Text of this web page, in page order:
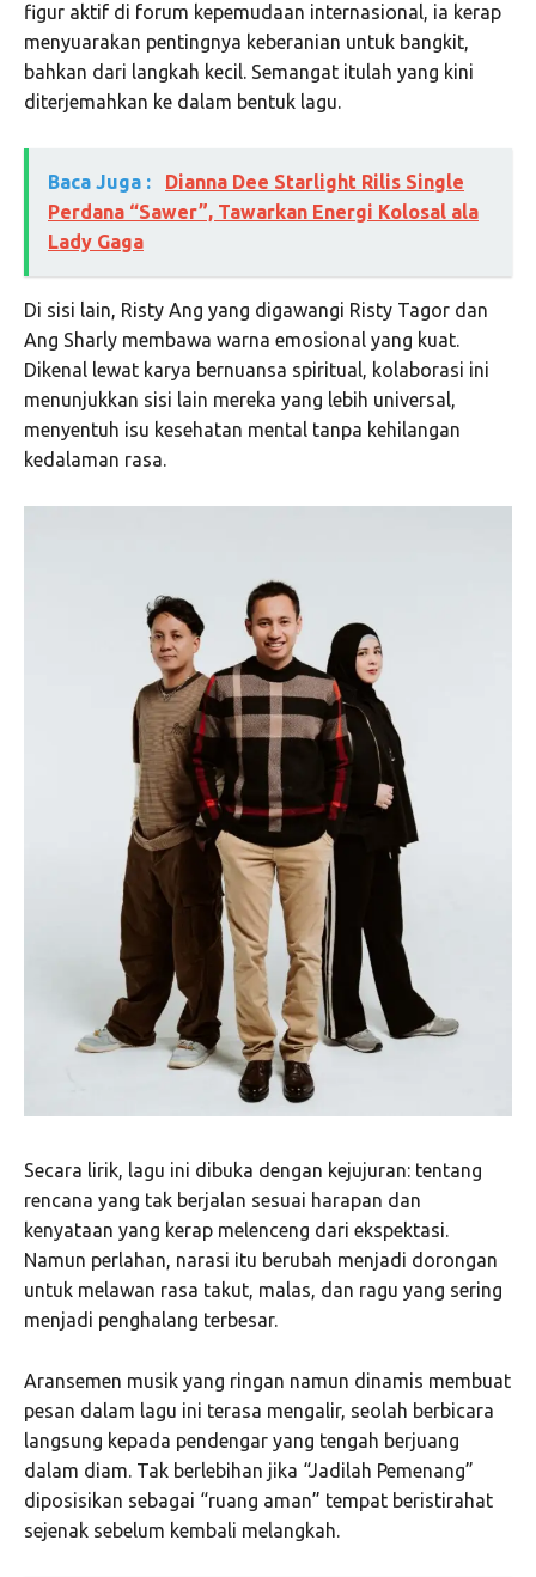
figur aktif di forum kepemudaan internasional, ia kerap
menyuarakan pentingnya keberanian untuk bangkit,
bahkan dari langkah kecil. Semangat itulah yang kini
diterjemahkan ke dalam bentuk lagu.
Baca Juga :
Dianna Dee Starlight Rilis Single
Perdana “Sawer”, Tawarkan Energi Kolosal ala
Lady Gaga
Di sisi lain, Risty Ang yang digawangi Risty Tagor dan
Ang Sharly membawa warna emosional yang kuat.
Dikenal lewat karya bernuansa spiritual, kolaborasi ini
menunjukkan sisi lain mereka yang lebih universal,
menyentuh isu kesehatan mental tanpa kehilangan
kedalaman rasa.
Secara lirik, lagu ini dibuka dengan kejujuran: tentang
rencana yang tak berjalan sesuai harapan dan
kenyataan yang kerap melenceng dari ekspektasi.
Namun perlahan, narasi itu berubah menjadi dorongan
untuk melawan rasa takut, malas, dan ragu yang sering
menjadi penghalang terbesar.
Aransemen musik yang ringan namun dinamis membuat
pesan dalam lagu ini terasa mengalir, seolah berbicara
langsung kepada pendengar yang tengah berjuang
dalam diam. Tak berlebihan jika “Jadilah Pemenang”
diposisikan sebagai “ruang aman” tempat beristirahat
sejenak sebelum kembali melangkah.